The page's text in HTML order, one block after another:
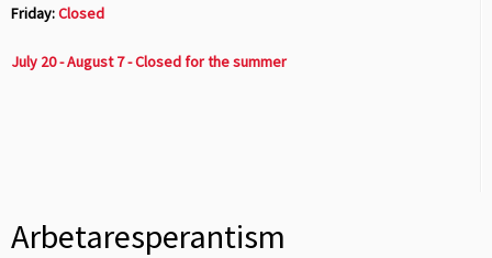
Friday:Closed
July 20 - August 7 - Closed for the summer
Arbetaresperantism